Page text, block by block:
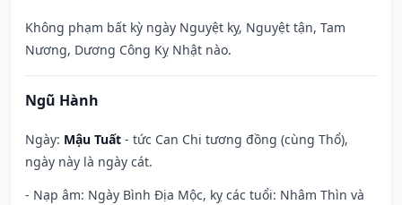
Không phạm bất kỳ ngày Nguyệt kỵ, Nguyệt tận, Tam
Nương, Dương Công Kỵ Nhật nào.
Ngũ Hành
Ngày: Mậu Tuất - tức Can Chi tương đồng (cùng Thổ),
ngày này là ngày cát.
- Nạp âm: Ngày Bình Địa Mộc, kỵ các tuổi: Nhâm Thìn và